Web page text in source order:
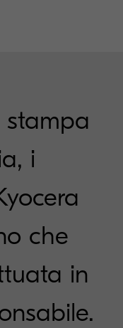
i
che
in